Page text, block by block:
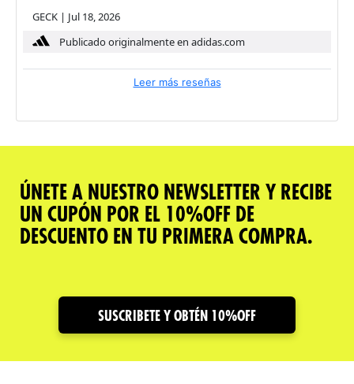
GECK | Jul 18, 2026
Publicado originalmente en adidas.com
Leer más reseñas
ÚNETE A NUESTRO NEWSLETTER Y RECIBE
UN CUPÓN POR EL 10%OFF DE
DESCUENTO EN TU PRIMERA COMPRA.
SUSCRIBETE Y OBTÉN 10%OFF